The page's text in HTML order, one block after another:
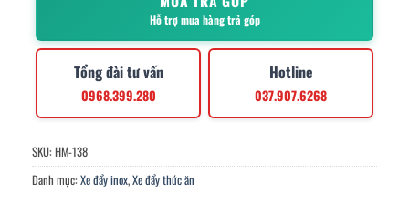
Hỗ trợ mua hàng trả góp
Tổng đài tư vấn
0968.399.280
Hotline
037.907.6268
SKU: HM-138
Danh mục: Xe đẩy inox,Xe đẩy thức ăn